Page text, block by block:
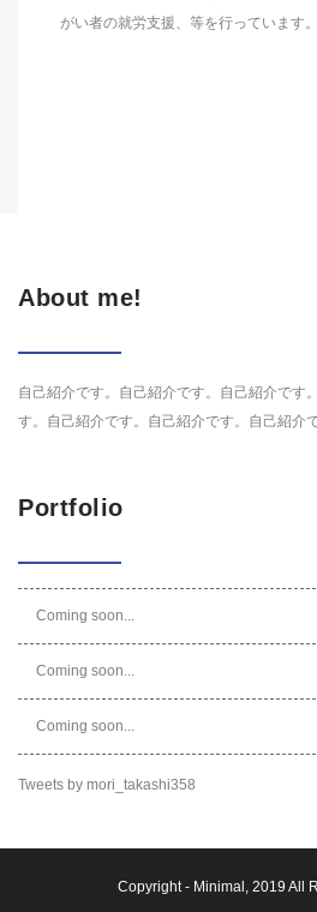
がい者の就労支援、等を行っています。
About me!
自己紹介です。自己紹介です。自己紹介です
す。自己紹介です。自己紹介です。自己紹介
Portfolio
Coming soon...
Coming soon...
Coming soon...
Tweets by mori_takashi358
Copyright - Minimal , 2019 All